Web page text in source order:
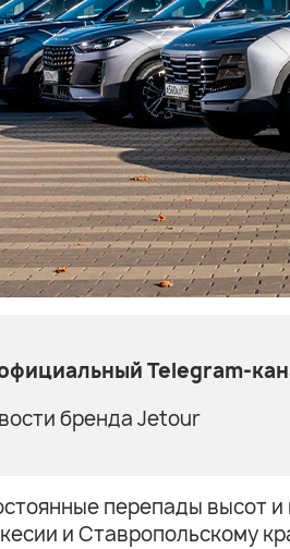
Telegram-
бренда Jetour
перепады высот
и Ставропольскому